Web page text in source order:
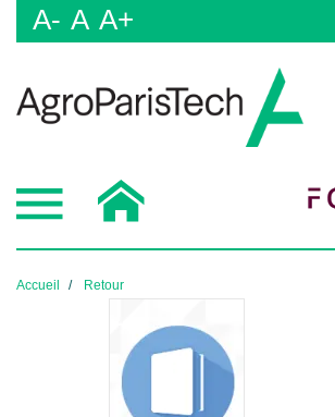
A- A A+
Accueil Retour